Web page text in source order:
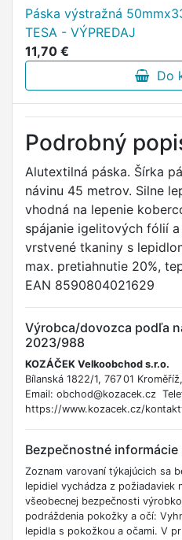
Páska výstražná
TESA - VÝPREDAJ
11,70 €
Do
Podrobný
Alutextilná páska. Šírka
návinu 45 metrov. Silne
vhodná na lepenie
spájanie igelitových fólií
vrstvené tkaniny s
max. pretiahnutie 20%,
EAN 8590804021629
Výrobca/dovozca podľa
2023/988
KOZÁČEK Velkoobchod s.r.o.
Bílanská 1822/1, 767 01
Email: obchod@kozacek.cz
https://www.kozacek.cz/
Bezpečnostné informácie
Zoznam varovaní týkajúcich sa
lepidiel vychádza z požiadaviek
všeobecnej bezpečnosti
podráždenia pokožky a očí:
lepidla s pokožkou a očami. V